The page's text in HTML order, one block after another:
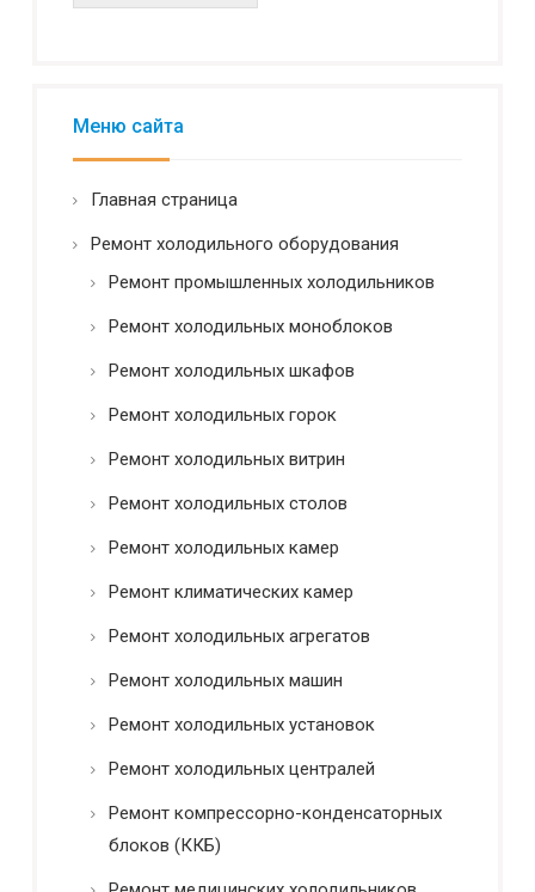
в
н
с
т
*
Меню сайта
Главная страница
Ремонт холодильного оборудования
Ремонт промышленных холодильников
Ремонт холодильных моноблоков
Ремонт холодильных шкафов
Ремонт холодильных горок
Ремонт холодильных витрин
Ремонт холодильных столов
Ремонт холодильных камер
Ремонт климатических камер
Ремонт холодильных агрегатов
Ремонт холодильных машин
Ремонт холодильных установок
Ремонт холодильных централей
Ремонт компрессорно-конденсаторных
блоков (ККБ)